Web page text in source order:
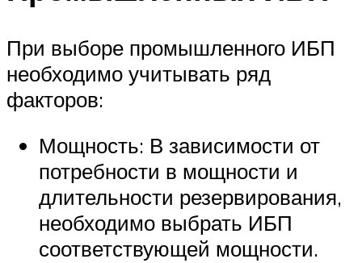
При выборе промышленного ИБП
необходимо учитывать ряд
факторов:
Мощность: В зависимости от
потребности в мощности и
длительности резервирования,
необходимо выбрать ИБП
соответствующей мощности.